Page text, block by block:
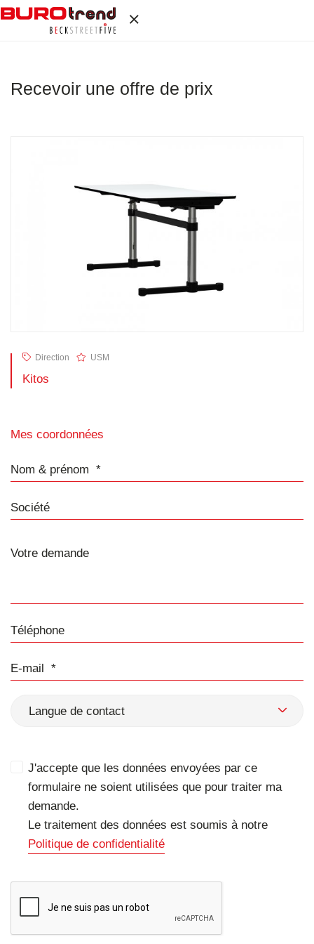
Recevoir une offre de prix
Direction USM
Kitos
Mes coordonnées
Nom & prénom
Société
Téléphone
E-mail
Langue de contact
J'accepte que les données envoyées par ce
formulaire ne soient utilisées que pour traiter ma
demande.
Le traitement des données est soumis à notre
Politique de confidentialité